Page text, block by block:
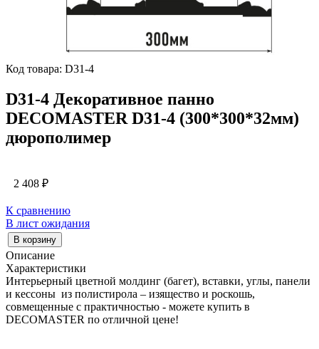
Код товара: D31-4
D31-4 Декоративное панно
DECOMASTER D31-4 (300*300*32мм)
дюрополимер
2 408 ₽
К сравнению
В лист ожидания
В корзину
Описание
Характеристики
Интерьерный цветной молдинг (багет), вставки, углы, панели
и кессоны из полистирола – изящество и роскошь,
совмещенные с практичностью - можете купить в
DECOMASTER по отличной цене!